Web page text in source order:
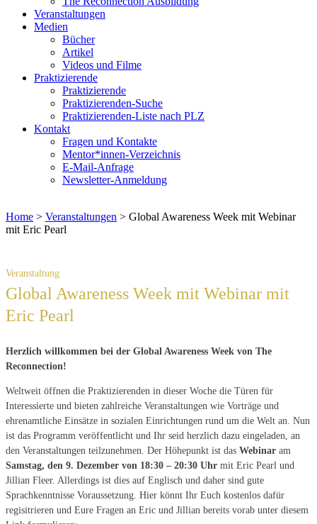
Veranstaltungen
Medien
Bücher
Artikel
Videos und Filme
Praktizierende
Praktizierende
Praktizierenden-Suche
Praktizierenden-Liste nach PLZ
Kontakt
Fragen und Kontakte
Mentor*innen-Verzeichnis
E-Mail-Anfrage
Newsletter-Anmeldung
Home > Veranstaltungen > Global Awareness Week mit Webinar
mit Eric Pearl
Global Awareness Week mit Webinar mit
Eric Pearl
Herzlich willkommen bei der Global Awareness Week von The
Reconnection!
Weltweit öffnen die Praktizierenden in dieser Woche die Türen für
Interessierte und bieten zahlreiche Veranstaltungen wie Vorträge und
ehrenamtliche Einsätze in sozialen Einrichtungen rund um die Welt an. Nun
ist das Programm veröffentlicht und Ihr seid herzlich dazu eingeladen, an
den Veranstaltungen teilzunehmen. Der Höhepunkt ist das Webinar am
Samstag, den 9. Dezember von 18:30 – 20:30 Uhr mit Eric Pearl und
Jillian Fleer. Allerdings ist dies auf Englisch und daher sind gute
Sprachkenntnisse Voraussetzung. Hier könnt Ihr Euch kostenlos dafür
regisitrieren und Eure Fragen an Eric und Jillian bereits vorab unter diesem